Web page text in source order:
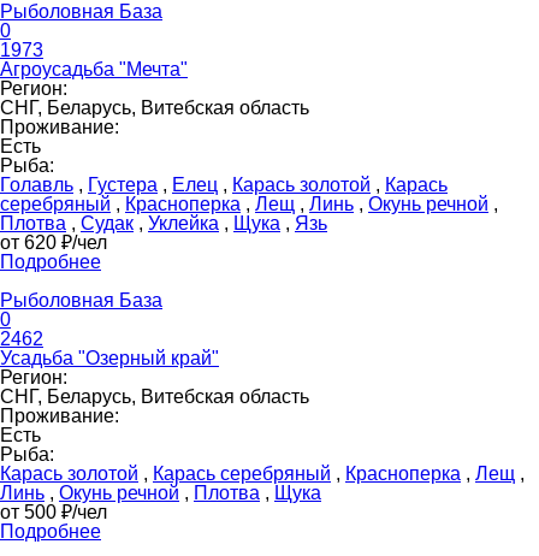
Рыболовная База
0
1973
Агроусадьба "Мечта"
Регион:
СНГ, Беларусь, Витебская область
Проживание:
Есть
Рыба:
Голавль , Густера , Елец , Карась золотой , Карась
серебряный , Красноперка , Лещ , Линь , Окунь речной ,
Плотва , Судак , Уклейка , Щука , Язь
от 620 ₽/чел
Подробнее
Рыболовная База
0
2462
Усадьба "Озерный край"
Регион:
СНГ, Беларусь, Витебская область
Проживание:
Есть
Рыба:
Карась золотой , Карась серебряный , Красноперка , Лещ ,
Линь , Окунь речной , Плотва , Щука
от 500 ₽/чел
Подробнее